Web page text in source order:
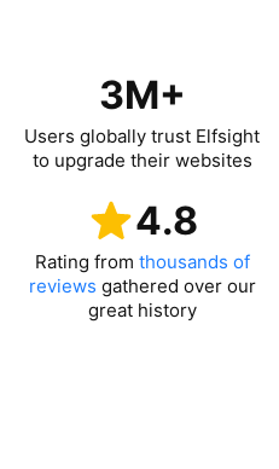
3M+
Users globally trust Elfsight
to upgrade their websites
4.8
Rating from thousands of
reviews gathered over our
great history